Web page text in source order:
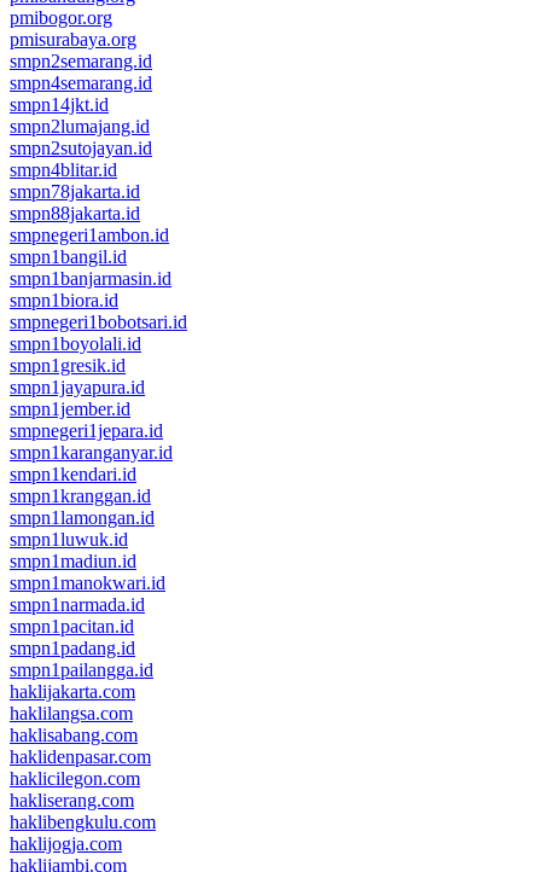
pmibogor.org
pmisurabaya.org
smpn2semarang.id
smpn4semarang.id
smpn14jkt.id
smpn2lumajang.id
smpn2sutojayan.id
smpn4blitar.id
smpn78jakarta.id
smpn88jakarta.id
smpnegeri1ambon.id
smpn1bangil.id
smpn1banjarmasin.id
smpn1biora.id
smpnegeri1bobotsari.id
smpn1boyolali.id
smpn1gresik.id
smpn1jayapura.id
smpn1jember.id
smpnegeri1jepara.id
smpn1karanganyar.id
smpn1kendari.id
smpn1kranggan.id
smpn1lamongan.id
smpn1luwuk.id
smpn1madiun.id
smpn1manokwari.id
smpn1narmada.id
smpn1pacitan.id
smpn1padang.id
smpn1pailangga.id
haklijakarta.com
haklilangsa.com
haklisabang.com
haklidenpasar.com
haklicilegon.com
hakliserang.com
haklibengkulu.com
haklijogja.com
haklijambi.com